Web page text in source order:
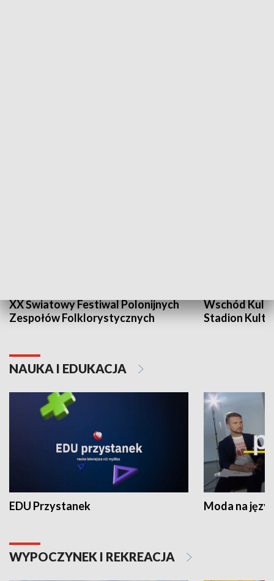
XX Światowy Festiwal Polonijnych
Zespołów Folklorystycznych
Wschód
Stadion
NAUKA I EDUKACJA
EDU Przystanek Moda na
WYPOCZYNEK I REKREACJA